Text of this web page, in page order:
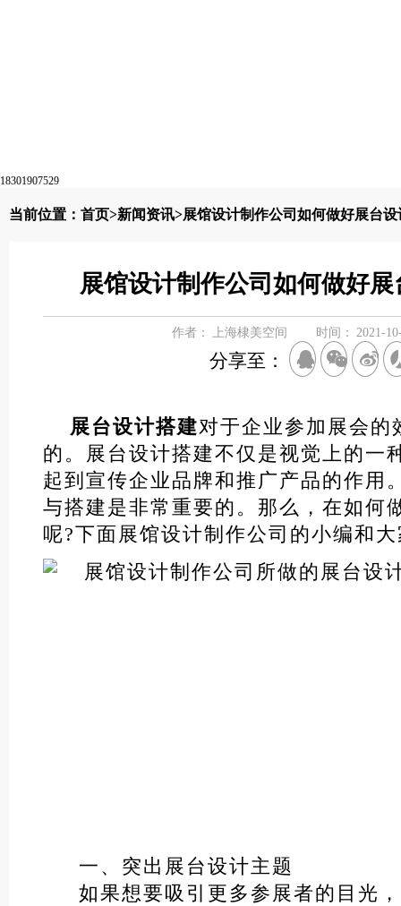
18301907529
当前位置： 首页>新闻资讯>展馆设计制作公司如何做好展台设
展馆设计制作公司如何做好
作者： 上海棣美空间 时间： 2021-
分享至：
展台设计搭建对于企业参加展会的
的。展台设计搭建不仅是视觉上的一
起到宣传企业品牌和推广产品的作用
与搭建是非常重要的。那么，在如何
呢?下面展馆设计制作公司的小编和
一、突出展台设计主题
如果想要吸引更多参展者的目光，